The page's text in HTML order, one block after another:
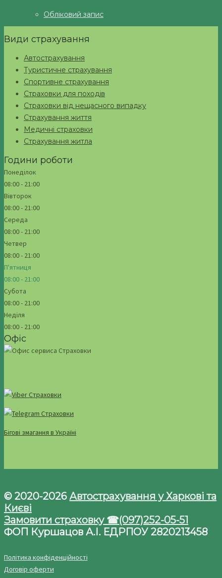
Обліковий запис
Види страхування
Автострахування
Туристичне страхування
Спортивне страхування
Страховки для походів
Страховки від нещасного випадку
Страхування життя
Медичні страховки
Страхування житла
Години роботи
Понеділок
08:00 - 21:00
Вівторок
08:00 - 21:00
Середа
08:00 - 21:00
Четвер
08:00 - 21:00
П'ятниця
08:00 - 21:00
Субота
08:00 - 21:00
Неділя
08:00 - 21:00
Офіс
Бігові змагання в Україні
© 2020-2026 Автострахування у Харкові та
Києві
Замовити страховку ☎(097)252-05-51
ФОП Куршацов А.І. ЕДРПОУ 2820213458
Політика конфіденційності
Договір оферти